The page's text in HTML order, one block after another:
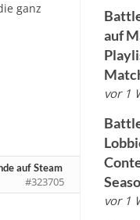
ganz
auf Steam
#323705
auf
vor 1
vor 1